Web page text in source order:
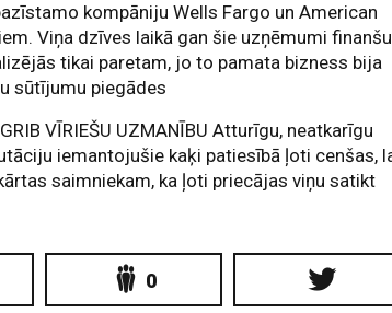
kompāniju Wells Fargo un American
Viņa dzīves laikā gan šie uzņēmumi finanšu
tikai paretam, jo to pamata bizness bija
sūtījumu piegādes
VĪRIEŠU UZMANĪBU Atturīgu, neatkarīgu
iemantojušie kaķi patiesībā ļoti cenšas,
saimniekam, ka ļoti priecājas viņu satikt
0